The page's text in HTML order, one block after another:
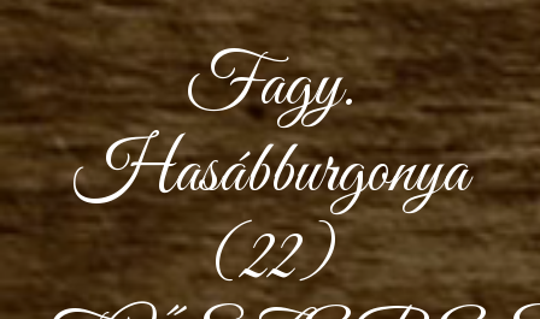
Fagy.
Hasábburgonya
(22)